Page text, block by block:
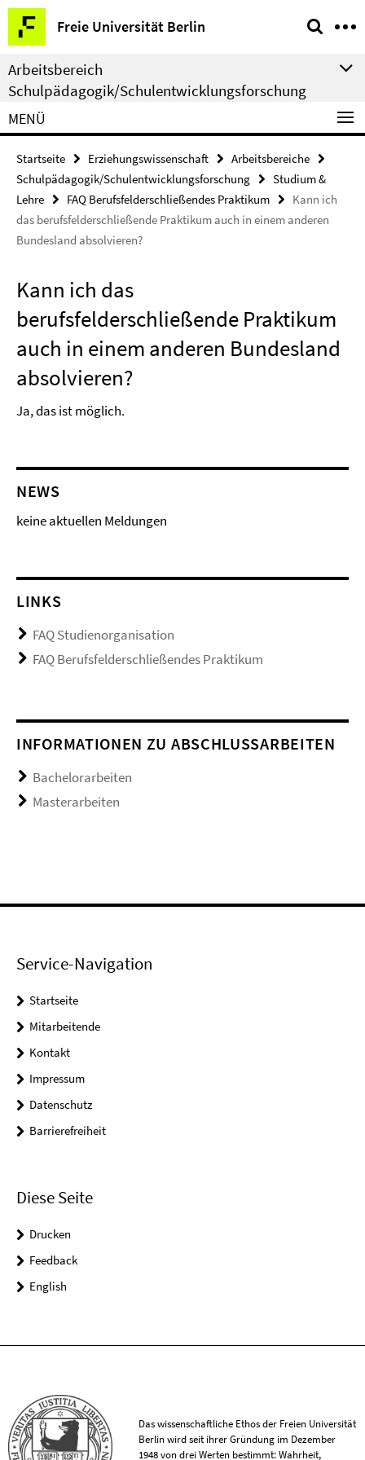
Springe
direkt
zu
Inhalt
Freie Universität Berlin
Service-
Navigation
Arbeitsbereich
Schulpädagogik/Schulentwicklungsforschung
MENÜ
Startseite Erziehungswissenschaft
Arbeitsbereiche
Schulpädagogik/Schulentwicklungsforschung
Studium &
Lehre
FAQ Berufsfelderschließendes Praktikum
Kann ich
das berufsfelderschließende Praktikum auch in einem anderen
Bundesland absolvieren?
Kann ich das
berufsfelderschließende Praktikum
auch in einem anderen Bundesland
absolvieren?
Ja, das ist möglich.
NEWS
keine aktuellen Meldungen
LINKS
FAQ Studienorganisation
FAQ Berufsfelderschließendes Praktikum
INFORMATIONEN ZU ABSCHLUSSARBEITEN
Bachelorarbeiten
Masterarbeiten
Service-Navigation
Startseite
Mitarbeitende
Kontakt
Impressum
Datenschutz
Barrierefreiheit
Diese Seite
Drucken
Feedback
English
Das wissenschaftliche Ethos der Freien Universität
Berlin wird seit ihrer Gründung im Dezember
1948 von drei Werten bestimmt: Wahrheit,